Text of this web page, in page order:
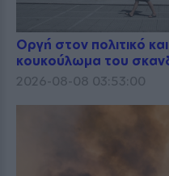
Οργή στον πολιτικό
κουκούλωμα του
2026-08-08 03:53:00